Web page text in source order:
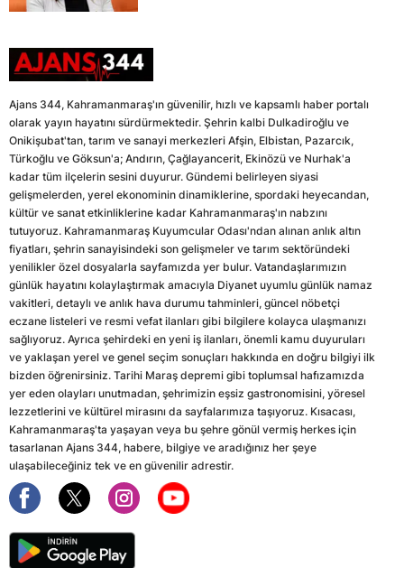
Ajans 344, Kahramanmaraş'ın güvenilir, hızlı ve kapsamlı haber portalı
olarak yayın hayatını sürdürmektedir. Şehrin kalbi Dulkadiroğlu ve
Onikişubat'tan, tarım ve sanayi merkezleri Afşin, Elbistan, Pazarcık,
Türkoğlu ve Göksun'a; Andırın, Çağlayancerit, Ekinözü ve Nurhak'a
kadar tüm ilçelerin sesini duyurur. Gündemi belirleyen siyasi
gelişmelerden, yerel ekonominin dinamiklerine, spordaki heyecandan,
kültür ve sanat etkinliklerine kadar Kahramanmaraş'ın nabzını
tutuyoruz. Kahramanmaraş Kuyumcular Odası'ndan alınan anlık altın
fiyatları, şehrin sanayisindeki son gelişmeler ve tarım sektöründeki
yenilikler özel dosyalarla sayfamızda yer bulur. Vatandaşlarımızın
günlük hayatını kolaylaştırmak amacıyla Diyanet uyumlu günlük namaz
vakitleri, detaylı ve anlık hava durumu tahminleri, güncel nöbetçi
eczane listeleri ve resmi vefat ilanları gibi bilgilere kolayca ulaşmanızı
sağlıyoruz. Ayrıca şehirdeki en yeni iş ilanları, önemli kamu duyuruları
ve yaklaşan yerel ve genel seçim sonuçları hakkında en doğru bilgiyi ilk
bizden öğrenirsiniz. Tarihi Maraş depremi gibi toplumsal hafızamızda
yer eden olayları unutmadan, şehrimizin eşsiz gastronomisini, yöresel
lezzetlerini ve kültürel mirasını da sayfalarımıza taşıyoruz. Kısacası,
Kahramanmaraş'ta yaşayan veya bu şehre gönül vermiş herkes için
tasarlanan Ajans 344, habere, bilgiye ve aradığınız her şeye
ulaşabileceğiniz tek ve en güvenilir adrestir.